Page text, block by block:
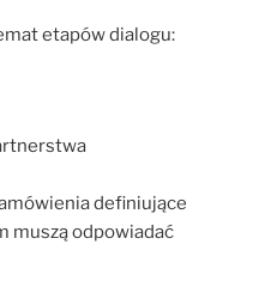
etapów dialogu:
definiujące
muszą odpowiadać